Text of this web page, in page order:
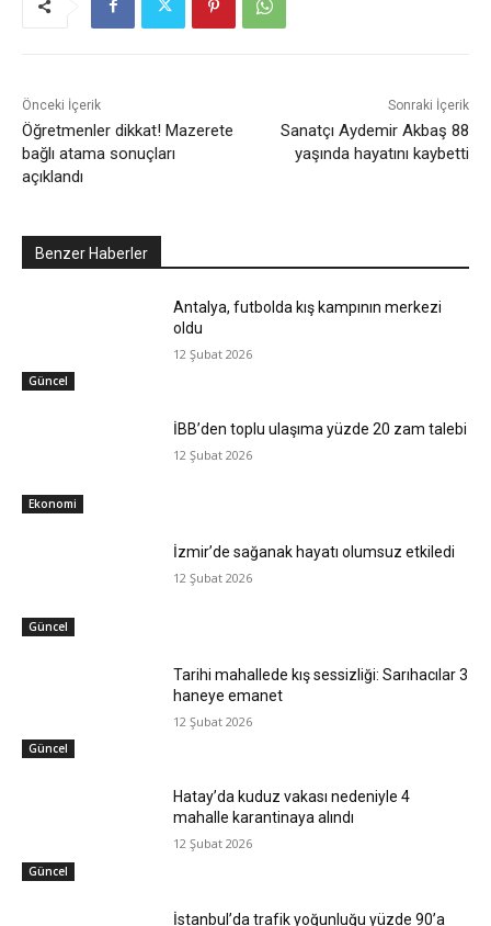
Önceki İçerik
Öğretmenler dikkat! Mazerete
bağlı atama sonuçları
açıklandı
Sonraki İçerik
Sanatçı Aydemir Akbaş 88
yaşında hayatını kaybetti
Benzer Haberler
Güncel
Antalya, futbolda kış kampının merkezi
oldu
12 Şubat 2026
Ekonomi
İBB’den toplu ulaşıma yüzde 20 zam talebi
12 Şubat 2026
Güncel
İzmir’de sağanak hayatı olumsuz etkiledi
12 Şubat 2026
Güncel
Tarihi mahallede kış sessizliği: Sarıhacılar 3
haneye emanet
12 Şubat 2026
Güncel
Hatay’da kuduz vakası nedeniyle 4
mahalle karantinaya alındı
12 Şubat 2026
İstanbul’da trafik yoğunluğu yüzde 90’a